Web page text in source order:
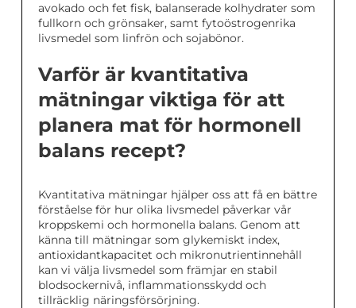
avokado och fet fisk, balanserade kolhydrater som
fullkorn och grönsaker, samt fytoöstrogenrika
livsmedel som linfrön och sojabönor.
Varför är kvantitativa
mätningar viktiga för att
planera mat för hormonell
balans recept?
Kvantitativa mätningar hjälper oss att få en bättre
förståelse för hur olika livsmedel påverkar vår
kroppskemi och hormonella balans. Genom att
känna till mätningar som glykemiskt index,
antioxidantkapacitet och mikronutrientinnehåll
kan vi välja livsmedel som främjar en stabil
blodsockernivå, inflammationsskydd och
tillräcklig näringsförsörjning.